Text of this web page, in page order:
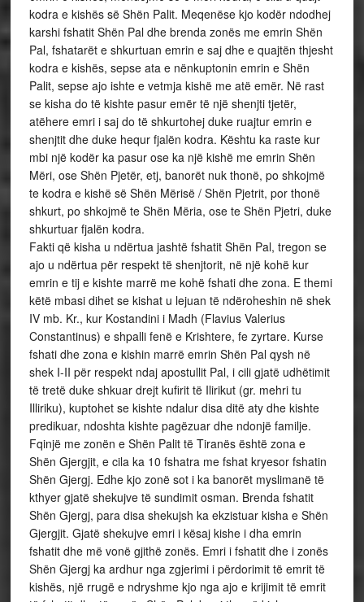
kodra e kishës së Shën Palit. Meqenëse kjo kodër ndodhej
karshi fshatit Shën Pal dhe brenda zonës me emrin Shën
Pal, fshatarët e shkurtuan emrin e saj dhe e quajtën thjesht
kodra e kishës, sepse ata e nënkuptonin emrin e Shën
Palit, sepse ajo ishte e vetmja kishë me atë emër. Në rast
se kisha do të kishte pasur emër të një shenjti tjetër,
atëhere emri i saj do të shkurtohej duke ruajtur emrin e
shenjtit dhe duke hequr fjalën kodra. Kështu ka raste kur
mbi një kodër ka pasur ose ka një kishë me emrin Shën
Mëri, ose Shën Pjetër, etj, banorët nuk thonë, po shkojmë
te kodra e kishë së Shën Mërisë / Shën Pjetrit, por thonë
shkurt, po shkojmë te Shën Mëria, ose te Shën Pjetri, duke
shkurtuar fjalën kodra.
Fakti që kisha u ndërtua jashtë fshatit Shën Pal, tregon se
ajo u ndërtua për respekt të shenjtorit, në një kohë kur
emrin e tij e kishte marrë me kohë fshati dhe zona. E themi
këtë mbasi dihet se kishat u lejuan të ndëroheshin në shek
IV mb. Kr., kur Kostandini i Madh (Flavius Valerius
Constantinus) e shpalli fenë e Krishtere, fe zyrtare. Kurse
fshati dhe zona e kishin marrë emrin Shën Pal qysh në
shek I-II për respekt ndaj apostullit Pal, i cili gjatë udhëtimit
të tretë duke shkuar drejt kufirit të Ilirikut (gr. mehri tu
Illiriku), kuptohet se kishte ndalur disa ditë aty dhe kishte
predikuar, ndoshta kishte pagëzuar dhe ndonjë familje.
Fqinjë me zonën e Shën Palit të Tiranës është zona e
Shën Gjergjit, e cila ka 10 fshatra me fshat kryesor fshatin
Shën Gjergj. Edhe kjo zonë sot i ka banorët myslimanë të
kthyer gjatë shekujve të sundimit osman. Brenda fshatit
Shën Gjergj, para disa shekujsh ka ekzistuar kisha e Shën
Gjergjit. Gjatë shekujve emri i kësaj kishe i dha emrin
fshatit dhe më vonë gjithë zonës. Emri i fshatit dhe i zonës
Shën Gjergj ka ardhur nga zgjerimi i përdorimit të emrit të
kishës, një rrugë e ndryshme kjo nga ajo e krijimit të emrit